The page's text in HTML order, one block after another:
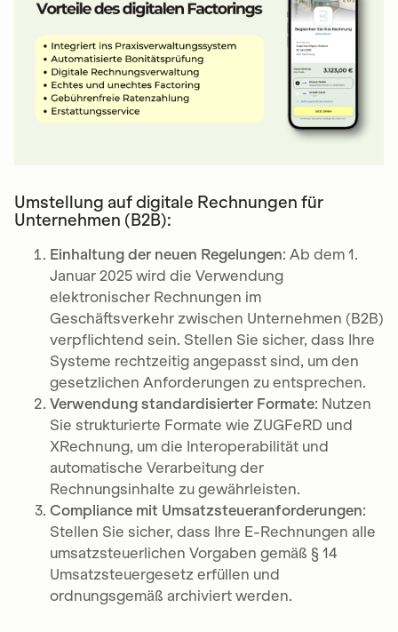
Umstellung auf digitale Rechnungen für
Unternehmen (B2B):
Einhaltung der neuen Regelungen: Ab dem 1.
Januar 2025 wird die Verwendung
elektronischer Rechnungen im
Geschäftsverkehr zwischen Unternehmen (B2B)
verpflichtend sein. Stellen Sie sicher, dass Ihre
Systeme rechtzeitig angepasst sind, um den
gesetzlichen Anforderungen zu entsprechen.
Verwendung standardisierter Formate: Nutzen
Sie strukturierte Formate wie ZUGFeRD und
XRechnung, um die Interoperabilität und
automatische Verarbeitung der
Rechnungsinhalte zu gewährleisten.
Compliance mit Umsatzsteueranforderungen:
Stellen Sie sicher, dass Ihre E-Rechnungen alle
umsatzsteuerlichen Vorgaben gemäß § 14
Umsatzsteuergesetz erfüllen und
ordnungsgemäß archiviert werden.